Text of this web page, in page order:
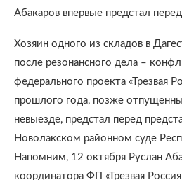
Абакаров впервые предстал
Хозяин одного из складов в
после резонансного дела –
федерального проекта «Трезвая
прошлого года, позже
невыезде, предстал перед
Новолакском районном суде
Напомним, 12 октября Руслан
координатора ФП «Трезвая